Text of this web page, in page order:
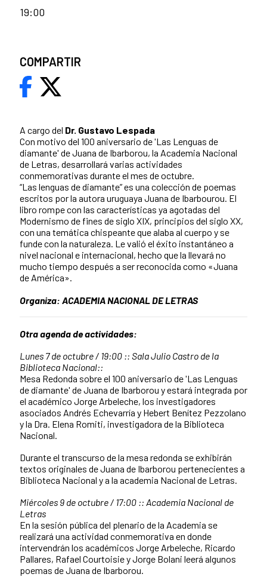
A cargo del Dr. Gustavo Lespada
Con motivo del 100 aniversario de 'Las Lenguas de
diamante' de Juana de Ibarborou, la Academia Nacional
de Letras, desarrollará varias actividades
conmemorativas durante el mes de octubre.
“Las lenguas de diamante” es una colección de poemas
escritos por la autora uruguaya Juana de Ibarbourou. El
libro rompe con las características ya agotadas del
Modernismo de fines de siglo XIX, principios del siglo XX,
con una temática chispeante que alaba al cuerpo y se
funde con la naturaleza. Le valió el éxito instantáneo a
nivel nacional e internacional, hecho que la llevará no
mucho tiempo después a ser reconocida como «Juana
de América».
Organiza: ACADEMIA NACIONAL DE LETRAS
Otra agenda de actividades:
Lunes 7 de octubre / 19:00 :: Sala Julio Castro de la
Biblioteca Nacional::
Mesa Redonda sobre el 100 aniversario de 'Las Lenguas
de diamante' de Juana de Ibarborou y estará integrada por
el académico Jorge Arbeleche, los investigadores
asociados Andrés Echevarría y Hebert Benítez Pezzolano
y la Dra. Elena Romiti, investigadora de la Biblioteca
Nacional.
Durante el transcurso de la mesa redonda se exhibirán
textos originales de Juana de Ibarborou pertenecientes a
Biblioteca Nacional y a la academia Nacional de Letras.
Miércoles 9 de octubre / 17:00 :: Academia Nacional de
Letras
En la sesión pública del plenario de la Academia se
realizará una actividad conmemorativa en donde
intervendrán los académicos Jorge Arbeleche, Ricardo
Pallares, Rafael Courtoisie y Jorge Bolani leerá algunos
poemas de Juana de Ibarborou.
19:00
COMPARTIR